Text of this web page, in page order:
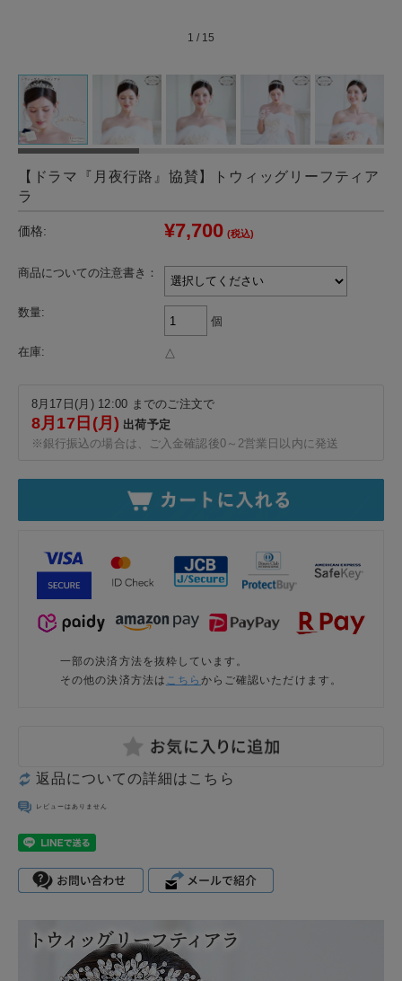
1 / 15
【ドラマ『月夜行路』協賛】トウィッグリーフティア
ラ
価格: ¥7,700 (税込)
商品についての注意書き：
数量:
個
在庫: △
8月17日(月) 12:00 までのご注文で
8月17日(月)出荷予定
※銀行振込の場合は、ご入金確認後0～2営業日以内に発送
一部の決済方法を抜粋しています。
その他の決済方法は こちら からご確認いただけます。
返品についての詳細はこちら
レビューはありません